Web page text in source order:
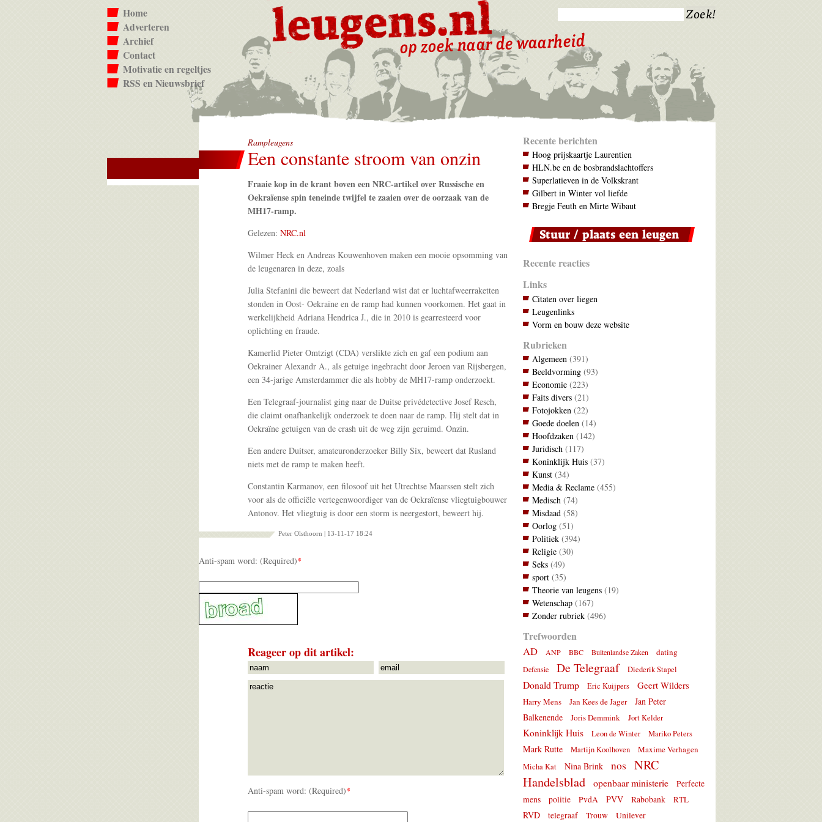
Home
Adverteren
Archief
Contact
Motivatie en regeltjes
RSS en Nieuwsbrief
Rampleugens
Een constante stroom van onzin
Fraaie kop in de krant boven een NRC-artikel over Russische en
Oekraïense spin teneinde twijfel te zaaien over de oorzaak van de
MH17-ramp.
Gelezen: NRC.nl
Wilmer Heck en Andreas Kouwenhoven maken een mooie opsomming van
de leugenaren in deze, zoals
Julia Stefanini die beweert dat Nederland wist dat er luchtafweerraketten
stonden in Oost- Oekraïne en de ramp had kunnen voorkomen. Het gaat in
werkelijkheid Adriana Hendrica J., die in 2010 is gearresteerd voor
oplichting en fraude.
Kamerlid Pieter Omtzigt (CDA) verslikte zich en gaf een podium aan
Oekrainer Alexandr A., als getuige ingebracht door Jeroen van Rijsbergen,
een 34-jarige Amsterdammer die als hobby de MH17-ramp onderzoekt.
Een Telegraaf-journalist ging naar de Duitse privédetective Josef Resch,
die claimt onafhankelijk onderzoek te doen naar de ramp. Hij stelt dat in
Oekraïne getuigen van de crash uit de weg zijn geruimd. Onzin.
Een andere Duitser, amateuronderzoeker Billy Six, beweert dat Rusland
niets met de ramp te maken heeft.
Constantin Karmanov, een filosoof uit het Utrechtse Maarssen stelt zich
voor als de officiële vertegenwoordiger van de Oekraïense vliegtuigbouwer
Antonov. Het vliegtuig is door een storm is neergestort, beweert hij.
Peter Olsthoorn | 13-11-17 18:24
Anti-spam word: (Required)*
Reageer op dit artikel:
Anti-spam word: (Required)*
Recente berichten
Hoog prijskaartje Laurentien
HLN.be en de bosbrandslachtoffers
Superlatieven in de Volkskrant
Gilbert in Winter vol liefde
Bregje Feuth en Mirte Wibaut
Recente reacties
Links
Citaten over liegen
Leugenlinks
Vorm en bouw deze website
Rubrieken
Algemeen(391)
Beeldvorming(93)
Economie(223)
Faits divers(21)
Fotojokken(22)
Goede doelen(14)
Hoofdzaken(142)
Juridisch(117)
Koninklijk Huis(37)
Kunst(34)
Media & Reclame(455)
Medisch(74)
Misdaad(58)
Oorlog(51)
Politiek(394)
Religie(30)
Seks(49)
sport(35)
Theorie van leugens(19)
Wetenschap(167)
Zonder rubriek(496)
Trefwoorden
AD
ANP BBC Buitenlandse Zaken dating
Defensie De Telegraaf Diederik Stapel
Donald Trump Eric Kuijpers Geert Wilders
Harry Mens Jan Kees de Jager
Jan Peter
Balkenende
Joris Demmink Jort Kelder
Koninklijk Huis Leon de Winter Mariko Peters
Mark Rutte Martijn Koolhoven Maxime Verhagen
Micha Kat Nina Brink nos
NRC
Handelsblad
openbaar ministerie
Perfecte
mens
politie PvdA PVV Rabobank RTL
RVD telegraaf Trouw Unilever